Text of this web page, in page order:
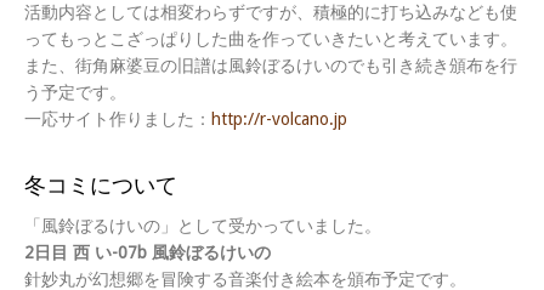
活動内容としては相変わらずですが、積極的に打ち込みなども使
ってもっとこざっぱりした曲を作っていきたいと考えています。
また、街角麻婆豆の旧譜は風鈴ぼるけいのでも引き続き頒布を行
う予定です。
一応サイト作りました： http://r-volcano.jp
冬コミについて
「風鈴ぼるけいの」として受かっていました。
2日目 西 い-07b 風鈴ぼるけいの
針妙丸が幻想郷を冒険する音楽付き絵本を頒布予定です。